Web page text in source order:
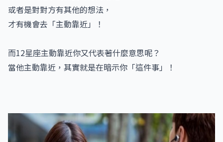
或者是對對方有其他的想法，
才有機會去「主動靠近」！
而12星座主動靠近你又代表著什麼意思呢？
當他主動靠近，其實就是在暗示你「這件事」！